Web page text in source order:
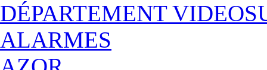
DÉPARTEMENT
ALARMES